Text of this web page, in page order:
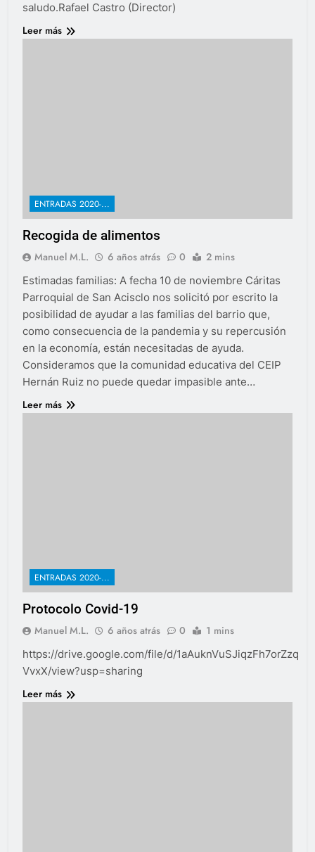
saludo.Rafael Castro (Director)
Leer más
ENTRADAS 2020-...
Recogida de alimentos
Manuel M.L. 6 años atrás 0 2 mins
Estimadas familias: A fecha 10 de noviembre Cáritas
Parroquial de San Acisclo nos solicitó por escrito la
posibilidad de ayudar a las familias del barrio que,
como consecuencia de la pandemia y su repercusión
en la economía, están necesitadas de ayuda.
Consideramos que la comunidad educativa del CEIP
Hernán Ruiz no puede quedar impasible ante…
Leer más
ENTRADAS 2020-...
Protocolo Covid-19
Manuel M.L. 6 años atrás 0 1 mins
https://drive.google.com/file/d/
VvxX/view?usp=sharing
Leer más